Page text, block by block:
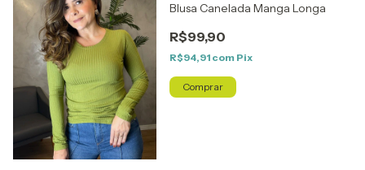
Blusa Canelada Manga Longa
R$99,90
R$94,91 com Pix
Comprar